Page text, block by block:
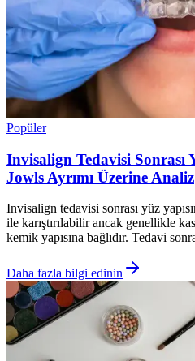
Popüler
Invisalign Tedavisi Sonrası
Jowls Ayrımı Üzerine Analiz
Invisalign tedavisi sonrası yüz
ile karıştırılabilir ancak genellikle
kemik yapısına bağlıdır. Tedavi
Daha fazla bilgi edinin